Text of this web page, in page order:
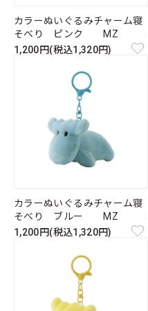
カラーぬいぐるみチャーム寝
そべり ピンク MZ
1,200円(税込1,320円)
カラーぬいぐるみチャーム寝
そべり ブルー MZ
1,200円(税込1,320円)